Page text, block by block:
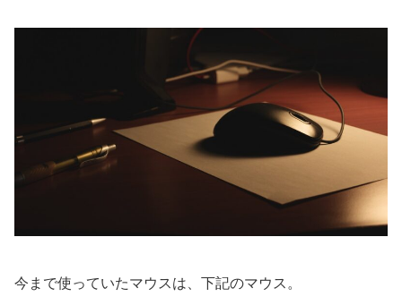
今まで使っていたマウスは、下記のマウス。